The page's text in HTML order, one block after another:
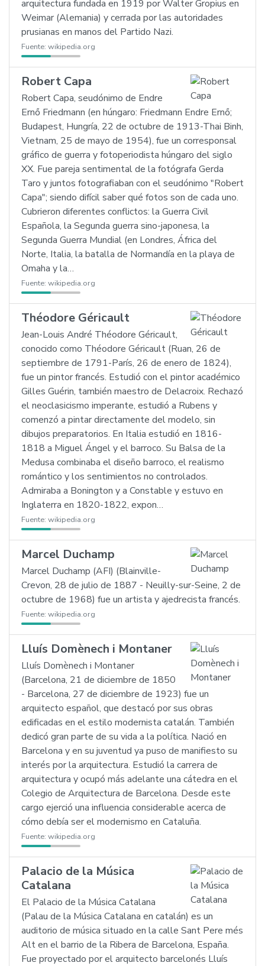
arquitectura fundada en 1919 por Walter Gropius en
Weimar (Alemania) y cerrada por las autoridades
prusianas en manos del Partido Nazi.
Fuente: wikipedia.org
Robert Capa
Robert Capa, seudónimo de Endre
Ernő Friedmann (en húngaro: Friedmann Endre Ernő;
Budapest, Hungría, 22 de octubre de 1913-Thai Binh,
Vietnam, 25 de mayo de 1954), fue un corresponsal
gráfico de guerra y fotoperiodista húngaro del siglo
XX. Fue pareja sentimental de la fotógrafa Gerda
Taro y juntos fotografiaban con el seudónimo "Robert
Capa"; siendo difícil saber qué fotos son de cada uno.
Cubrieron diferentes conflictos: la Guerra Civil
Española, la Segunda guerra sino-japonesa, la
Segunda Guerra Mundial (en Londres, África del
Norte, Italia, la batalla de Normandía en la playa de
Omaha y la…
Fuente: wikipedia.org
Théodore Géricault
Jean-Louis André Théodore Géricault,
conocido como Théodore Géricault (Ruan, 26 de
septiembre de 1791-París, 26 de enero de 1824),
fue un pintor francés. Estudió con el pintor académico
Gilles Guérin, también maestro de Delacroix. Rechazó
el neoclasicismo imperante, estudió a Rubens y
comenzó a pintar directamente del modelo, sin
dibujos preparatorios. En Italia estudió en 1816-
1818 a Miguel Ángel y el barroco. Su Balsa de la
Medusa combinaba el diseño barroco, el realismo
romántico y los sentimientos no controlados.
Admiraba a Bonington y a Constable y estuvo en
Inglaterra en 1820-1822, expon…
Fuente: wikipedia.org
Marcel Duchamp
Marcel Duchamp (AFI) (Blainville-
Crevon, 28 de julio de 1887 - Neuilly-sur-Seine, 2 de
octubre de 1968) fue un artista y ajedrecista francés.
Fuente: wikipedia.org
Lluís Domènech i Montaner
Lluís Domènech i Montaner
(Barcelona, 21 de diciembre de 1850
- Barcelona, 27 de diciembre de 1923) fue un
arquitecto español, que destacó por sus obras
edificadas en el estilo modernista catalán. También
dedicó gran parte de su vida a la política. Nació en
Barcelona y en su juventud ya puso de manifiesto su
interés por la arquitectura. Estudió la carrera de
arquitectura y ocupó más adelante una cátedra en el
Colegio de Arquitectura de Barcelona. Desde este
cargo ejerció una influencia considerable acerca de
cómo debía ser el modernismo en Cataluña.
Fuente: wikipedia.org
Palacio de la Música
Catalana
El Palacio de la Música Catalana
(Palau de la Música Catalana en catalán) es un
auditorio de música situado en la calle Sant Pere més
Alt en el barrio de la Ribera de Barcelona, España.
Fue proyectado por el arquitecto barcelonés Lluís